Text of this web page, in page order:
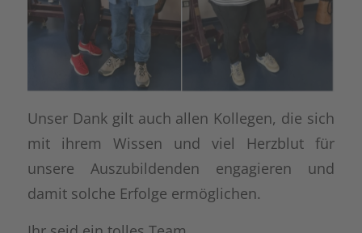
Unser Dank gilt auch allen Kollegen, die sich
mit ihrem Wissen und viel Herzblut für
unsere Auszubildenden engagieren und
damit solche Erfolge ermöglichen.